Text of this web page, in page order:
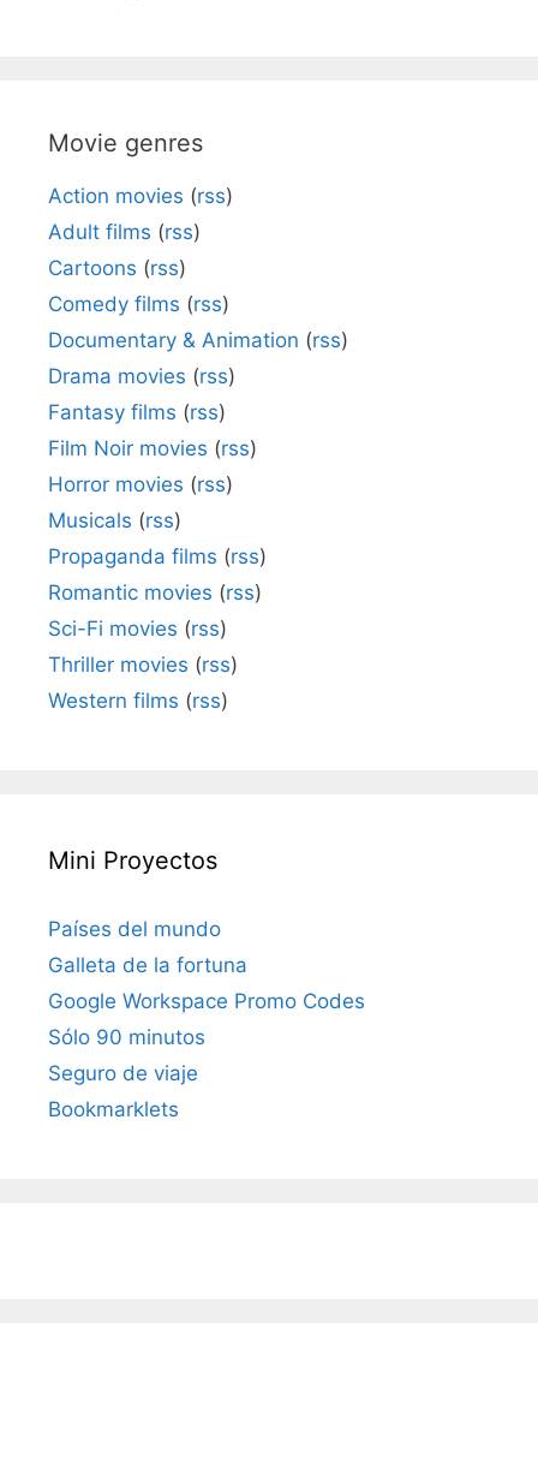
Movie genres
Action movies (rss)
Adult films (rss)
Cartoons (rss)
Comedy films (rss)
Documentary & Animation (rss)
Drama movies (rss)
Fantasy films (rss)
Film Noir movies (rss)
Horror movies (rss)
Musicals (rss)
Propaganda films (rss)
Romantic movies (rss)
Sci-Fi movies (rss)
Thriller movies (rss)
Western films (rss)
Mini Proyectos
Países del mundo
Galleta de la fortuna
Google Workspace Promo Codes
Sólo 90 minutos
Seguro de viaje
Bookmarklets